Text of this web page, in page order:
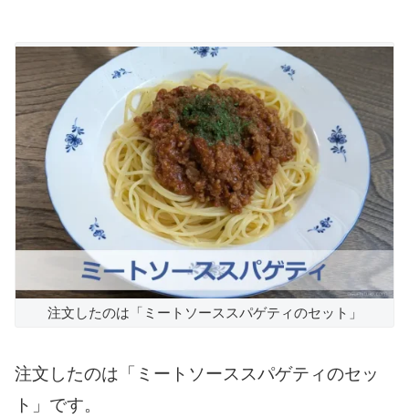
注文したのは「ミートソーススパゲティのセット」
注文したのは「ミートソーススパゲティのセッ
ト」です。